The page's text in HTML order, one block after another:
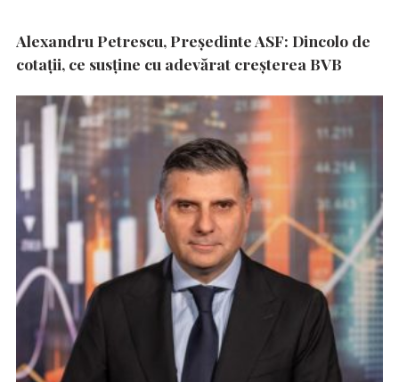
Alexandru Petrescu, Președinte ASF: Dincolo de
cotații, ce susține cu adevărat creșterea BVB